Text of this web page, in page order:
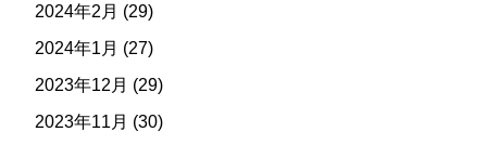
2024年2月 (29)
2024年1月 (27)
2023年12月 (29)
2023年11月 (30)